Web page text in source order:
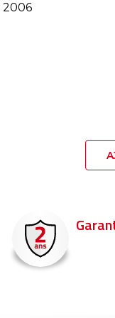
2006
Livraison en
Commandez
pour être livré